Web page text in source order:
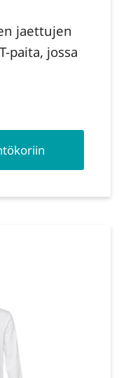
jaettujen
paita, jossa